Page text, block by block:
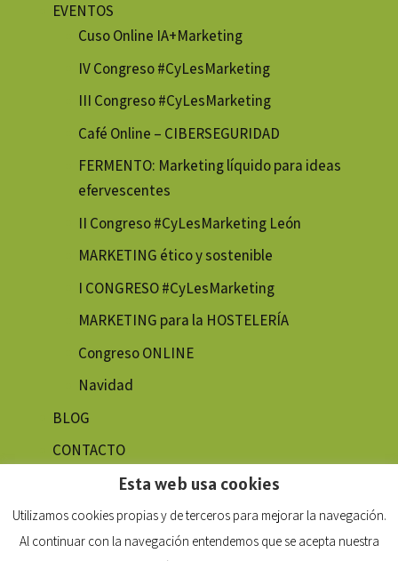
EVENTOS
Cuso Online IA+Marketing
IV Congreso #CyLesMarketing
III Congreso #CyLesMarketing
Café Online – CIBERSEGURIDAD
FERMENTO: Marketing líquido para ideas
efervescentes
II Congreso #CyLesMarketing León
MARKETING ético y sostenible
I CONGRESO #CyLesMarketing
MARKETING para la HOSTELERÍA
Congreso ONLINE
Navidad
BLOG
CONTACTO
Esta web usa cookies
Utilizamos cookies propias y de terceros para mejorar la navegación.
Al continuar con la navegación entendemos que se acepta nuestra